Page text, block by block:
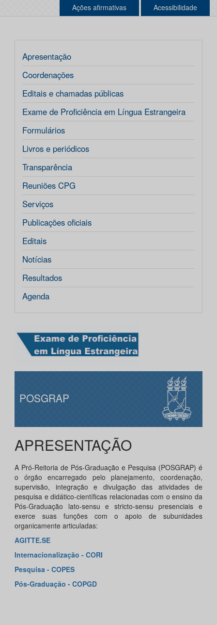
Ações afirmativas Acessibilidade
Apresentação
Coordenações
Editais e chamadas públicas
Exame de Proficiência em Língua Estrangeira
Formulários
Livros e periódicos
Transparência
Reuniões CPG
Serviços
Publicações oficiais
Editais
Notícias
Resultados
Agenda
POSGRAP
APRESENTAÇÃO
A Pró-Reitoria de Pós-Graduação e Pesquisa (POSGRAP) é
o órgão encarregado pelo planejamento, coordenação,
supervisão, integração e divulgação das atividades de
pesquisa e didático-científicas relacionadas com o ensino da
Pós-Graduação lato-sensu e stricto-sensu presenciais e
exerce suas funções com o apoio de subunidades
organicamente articuladas:
AGITTE.SE
Internacionalização - CORI
Pesquisa - COPES
Pós-Graduação - COPGD